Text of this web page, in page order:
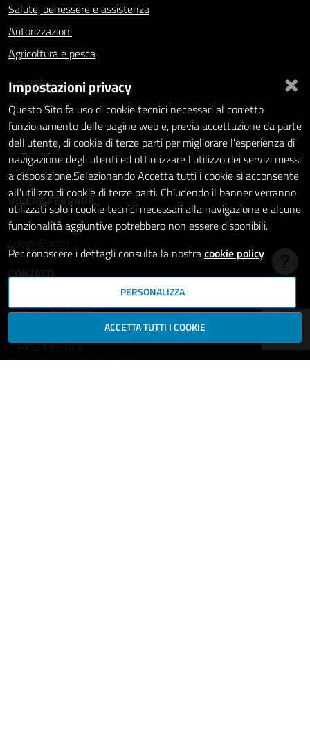
Salute, benessere e assistenza
Autorizzazioni
Agricoltura e pesca
NOVITÀ
Notizie
Comunicati
Avvisi
VIVERE FERRARA
Luoghi
Eventi
CONTATTI
Comune di Ferrara
Piazza del Municipio, 2
- 44121 Ferrara
Codice fiscale: 00297110389
×
Impostazioni privacy
Questo Sito fa uso di cookie tecnici necessari al corretto
funzionamento delle pagine web e, previa accettazione da parte
dell'utente, di cookie di terze parti per migliorare l'esperienza di
navigazione degli utenti ed ottimizzare l'utilizzo dei servizi messi
a disposizione.Selezionando Accetta tutti i cookie si acconsente
all'utilizzo di cookie di terze parti. Chiudendo il banner verranno
utilizzati solo i cookie tecnici necessari alla navigazione e alcune
funzionalità aggiuntive potrebbero non essere disponibili.
Per conoscere i dettagli consulta la nostracookie policy
PERSONALIZZA
ACCETTA TUTTI I COOKIE
Hai